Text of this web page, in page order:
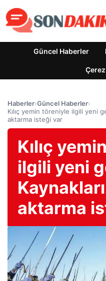
Güncel Haberler
Haberler›Güncel Haberler›
Kılıç yemin töreniyle ilgili yeni
aktarma isteği var
Kılıç
ilgili yeni
aktarma